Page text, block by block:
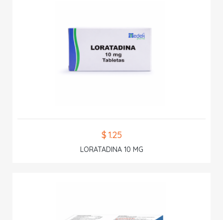
$ 1.25
LORATADINA 10 MG